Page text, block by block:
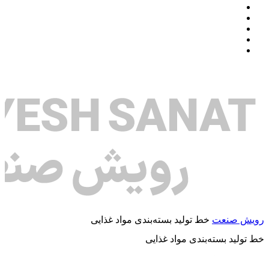
رویش صنعت خط تولید بسته‌بندی مواد غذایی
خط تولید بسته‌بندی مواد غذایی